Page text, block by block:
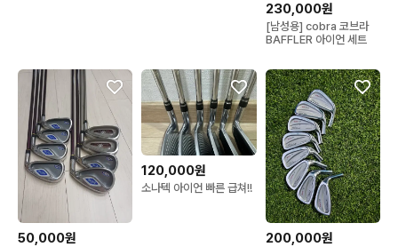
230,000원
[남성용] cobra 코브라
BAFFLER 아이언 세트
50,000원
120,000원
소나텍 아이언 빠른 급쳐!!
200,000원